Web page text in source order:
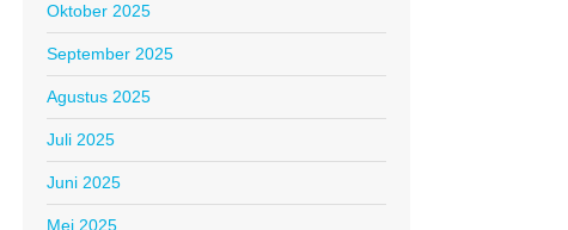
Oktober 2025
September 2025
Agustus 2025
Juli 2025
Juni 2025
Mei 2025